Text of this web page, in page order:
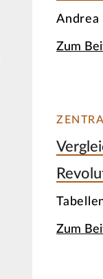
Andrea
Zum
Zum